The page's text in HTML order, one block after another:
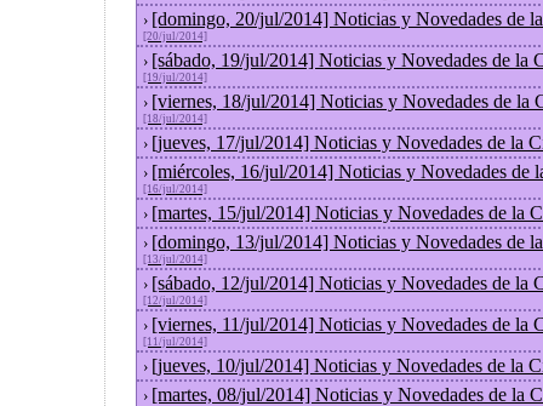
› [domingo, 20/jul/2014] Noticias y Novedades de
[20/jul/2014]
› [sábado, 19/jul/2014] Noticias y Novedades de la
[19/jul/2014]
› [viernes, 18/jul/2014] Noticias y Novedades de la
[18/jul/2014]
› [jueves, 17/jul/2014] Noticias y Novedades de la
› [miércoles, 16/jul/2014] Noticias y Novedades de
[16/jul/2014]
› [martes, 15/jul/2014] Noticias y Novedades de la
› [domingo, 13/jul/2014] Noticias y Novedades de
[13/jul/2014]
› [sábado, 12/jul/2014] Noticias y Novedades de la
[12/jul/2014]
› [viernes, 11/jul/2014] Noticias y Novedades de la
[11/jul/2014]
› [jueves, 10/jul/2014] Noticias y Novedades de la
› [martes, 08/jul/2014] Noticias y Novedades de la